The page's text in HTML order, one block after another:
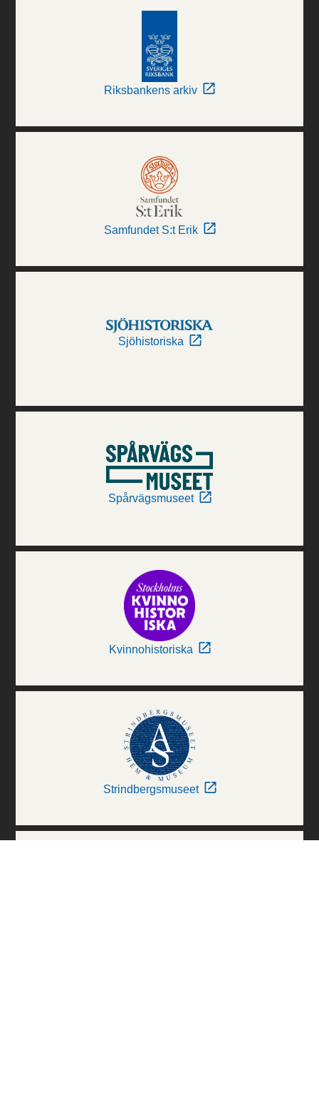
Riksbankens arkiv
Samfundet S:t Erik
Sjöhistoriska
Spårvägsmuseet
Kvinnohistoriska
Strindbergsmuseet